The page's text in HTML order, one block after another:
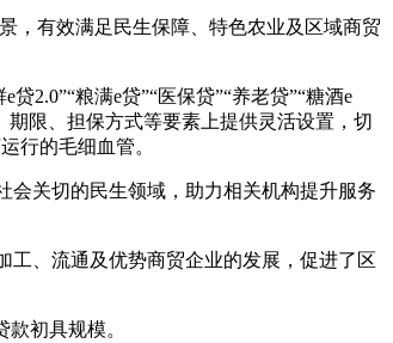
有效满足民生保障、特色农业及区域商贸
粮满e贷”“医保贷”“养老贷”“糖酒e
期限、担保方式等要素上提供灵活设置，切
行的毛细血管。
关切的民生领域，助力相关机构提升服务
、流通及优势商贸企业的发展，促进了区
初具规模。